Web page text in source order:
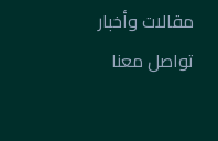
مقالات وأخبار
تواصل معنا